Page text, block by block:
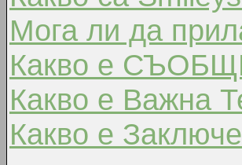
Мога ли да
Какво е
Какво е Важна
Какво е